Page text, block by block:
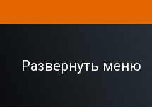
Развернуть меню